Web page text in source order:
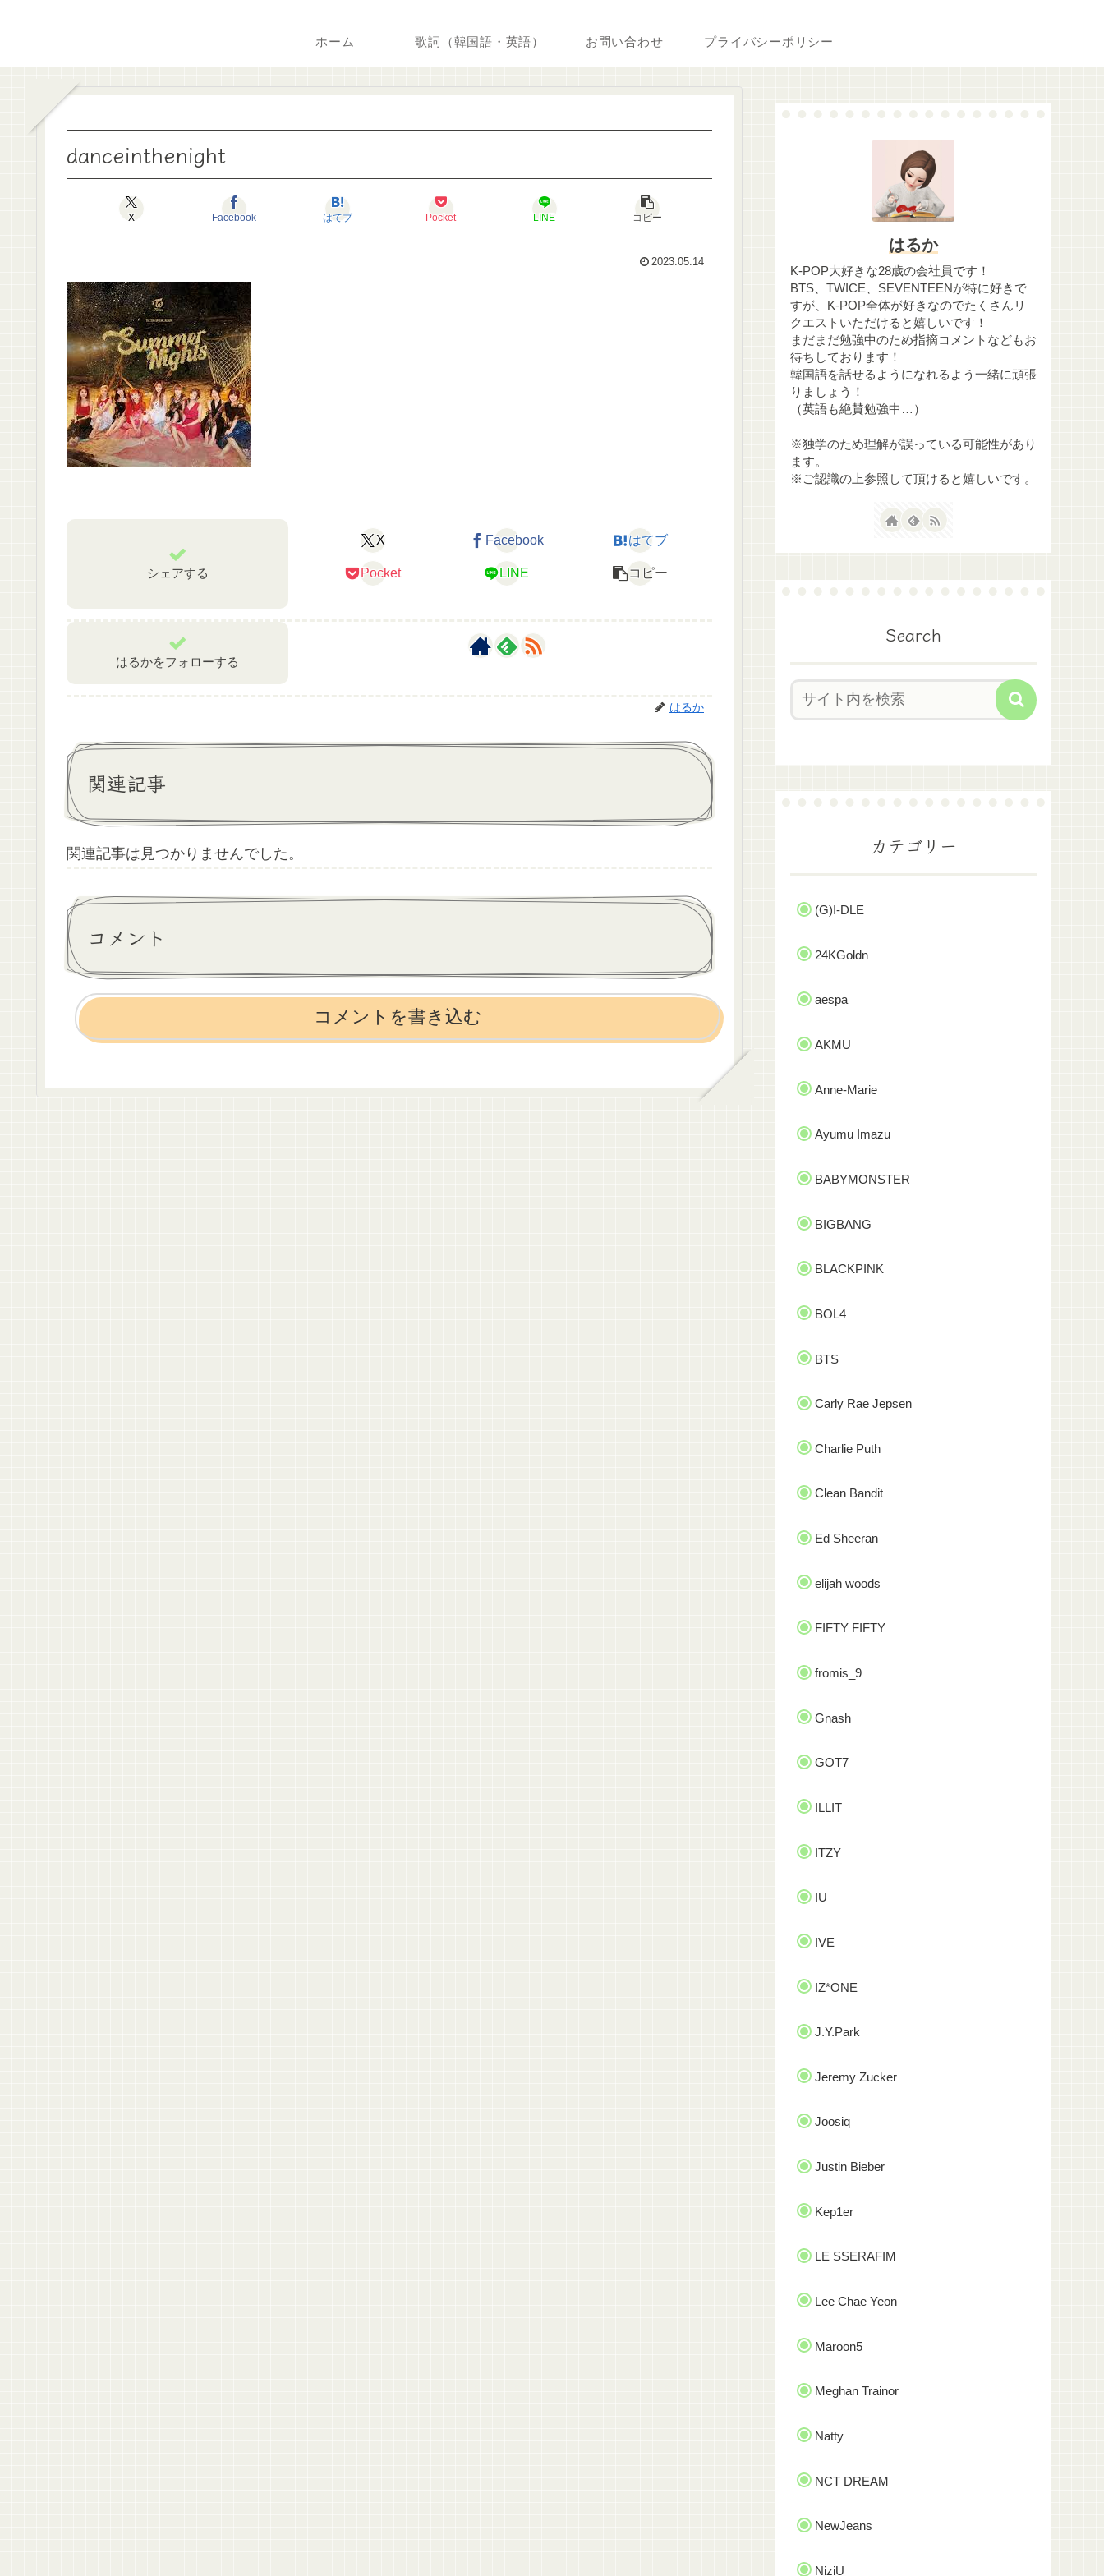
ホーム 歌詞（韓国語・英語） お問い合わせ プライバシーポリシー
danceinthenight
X Facebook はてブ Pocket LINE コピー
2023.05.14
シェアする
X Facebook はてブ
Pocket LINE コピー
はるかをフォローする
はるか
関連記事
関連記事は見つかりませんでした。
コメント
コメントを書き込む
はるか
K-POP大好きな28歳の会社員です！
BTS、TWICE、SEVENTEENが特に好きで
すが、K-POP全体が好きなのでたくさんリ
クエストいただけると嬉しいです！
まだまだ勉強中のため指摘コメントなどもお
待ちしております！
韓国語を話せるようになれるよう一緒に頑張
りましょう！
（英語も絶賛勉強中…）
※独学のため理解が誤っている可能性があり
ます。
※ご認識の上参照して頂けると嬉しいです。
Search
カテゴリー
(G)I-DLE
24KGoldn
aespa
AKMU
Anne-Marie
Ayumu Imazu
BABYMONSTER
BIGBANG
BLACKPINK
BOL4
BTS
Carly Rae Jepsen
Charlie Puth
Clean Bandit
Ed Sheeran
elijah woods
FIFTY FIFTY
fromis_9
Gnash
GOT7
ILLIT
ITZY
IU
IVE
IZ*ONE
J.Y.Park
Jeremy Zucker
Joosiq
Justin Bieber
Kep1er
LE SSERAFIM
Lee Chae Yeon
Maroon5
Meghan Trainor
Natty
NCT DREAM
NewJeans
NiziU